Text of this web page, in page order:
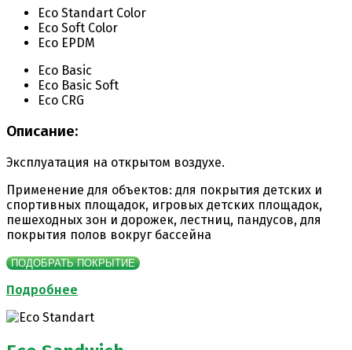
Eco Standart Color
Eco Soft Color
Eco EPDM
Eco Basic
Eco Basic Soft
Eco CRG
Описание:
Эксплуатация на открытом воздухе.
Применение для объектов: для покрытия детских и
спортивных площадок, игровых детских площадок,
пешеходных зон и дорожек, лестниц, пандусов, для
покрытия полов вокруг бассейна
ПОДОБРАТЬ ПОКРЫТИЕ
Подробнее